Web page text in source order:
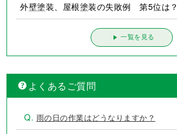
外壁塗装、屋根塗装の失敗例 第5位は？
一覧を見る
よくあるご質問
Q. 雨の日の作業はどうなりますか？